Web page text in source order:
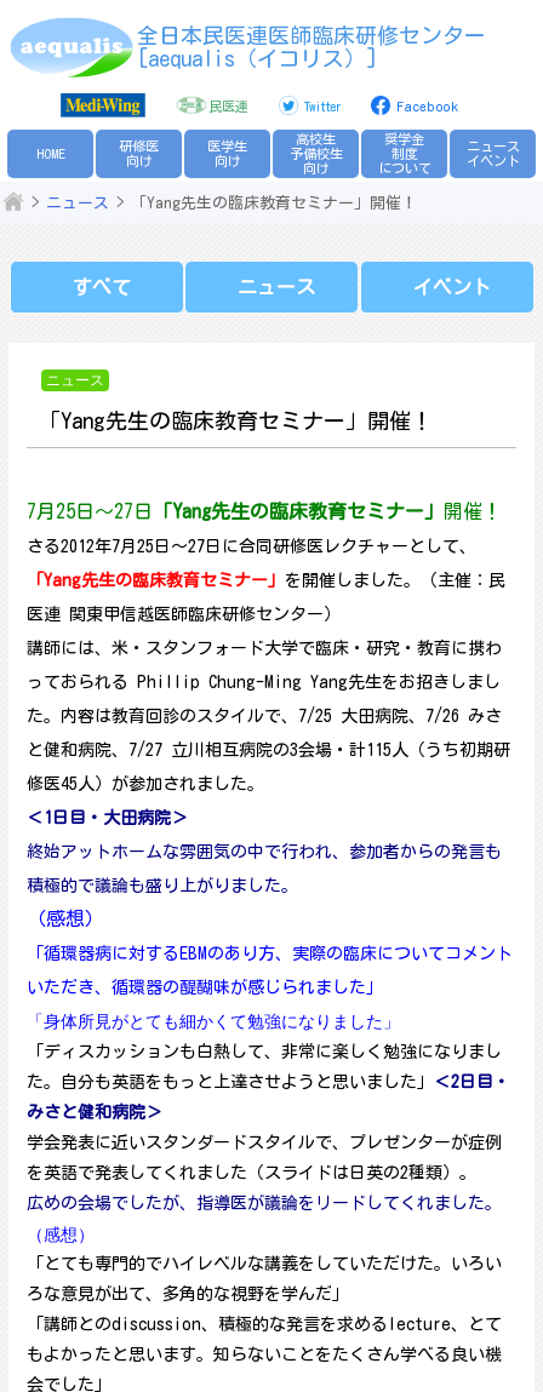
to
全日本民医連医師臨床研修センター
[aequalis（イコリス）]
民医連 Twitter Facebook
HOME
研修医
向け
医学生
向け
高校生
予備校生
向け
奨学金
制度
について
ニュース
イベント
ニュース 「Yang先生の臨床教育セミナー」開催！
すべて ニュース イベント
ニュース
「Yang先生の臨床教育セミナー」開催！
7月25日～27日 「Yang先生の臨床教育セミナー」 開催！
さる2012年7月25日～27日に合同研修医レクチャーとして、
「Yang先生の臨床教育セミナー」 を開催しました。（主催：民
医連 関東甲信越医師臨床研修センター）
講師には、米・スタンフォード大学で臨床・研究・教育に携わ
っておられる Phillip Chung-Ming Yang先生をお招きしまし
た。 内容は教育回診のスタイルで、7/25 大田病院、7/26 みさ
と健和病院、7/27 立川相互病院の3会場・計115人（うち初期研
修医45人）が参加されました。
＜1日目・大田病院＞
終始アットホームな雰囲気の中で行われ、参加者からの発言も
積極的で議論も盛り上がりました。
（感想）
「循環器病に対するEBMのあり方、実際の臨床についてコメント
いただき、循環器の醍醐味が感じられました」
「身体所見がとても細かくて勉強になりました」
「ディスカッションも白熱して、非常に楽しく勉強になりまし
た。自分も英語をもっと上達させようと思いました」
＜2日目・
みさと健和病院＞
学会発表に近いスタンダードスタイルで、プレゼンターが症例
を英語で発表してくれました（スライドは日英の2種類）。
広めの会場でしたが、指導医が議論をリードしてくれました。
（感想）
「とても専門的でハイレベルな講義をしていただけた。いろい
ろな意見が出て、多角的な視野を学んだ」
「講師とのdiscussion、積極的な発言を求めるlecture、とて
もよかったと思います。知らないことをたくさん学べる良い機
会でした」